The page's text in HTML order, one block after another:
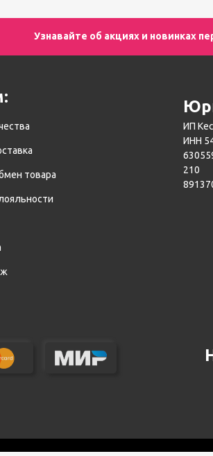
Узнавайте об акциях и новинках
товара
ИП
ИНН
210